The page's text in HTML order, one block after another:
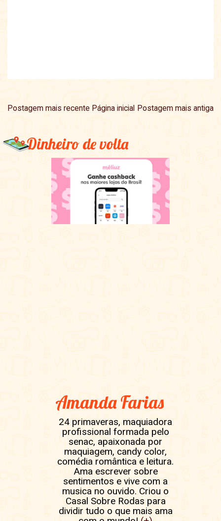
Postagem mais recente Postagem mais antiga
Página inicial
Dinheiro de volta
Amanda Farias
24 primaveras, maquiadora
profissional formada pelo
senac, apaixonada por
maquiagem, candy color,
comédia romântica e leitura.
Ama escrever sobre
sentimentos e vive com a
musica no ouvido. Criou o
Casal Sobre Rodas para
dividir tudo o que mais ama